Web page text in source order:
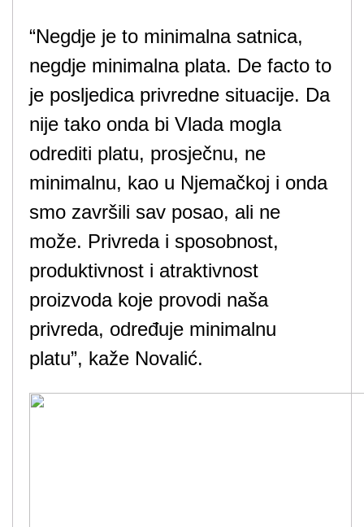
“Negdje je to minimalna satnica,
negdje minimalna plata. De facto to
je posljedica privredne situacije. Da
nije tako onda bi Vlada mogla
odrediti platu, prosječnu, ne
minimalnu, kao u Njemačkoj i onda
smo završili sav posao, ali ne
može. Privreda i sposobnost,
produktivnost i atraktivnost
proizvoda koje provodi naša
privreda, određuje minimalnu
platu”, kaže Novalić.